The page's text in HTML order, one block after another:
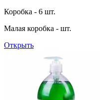
Коробка - 6 шт.
Малая коробка - шт.
Открыть